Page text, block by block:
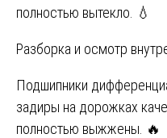
полностью вытекло. 💧
Разборка и осмотр
Подшипники
задиры на дорожках
полностью выжжены. 🔥